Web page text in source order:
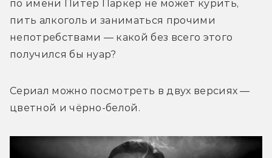
по имени Питер Паркер не может курить,
пить алкоголь и заниматься прочими
непотребствами — какой без всего этого
получился бы нуар?
Сериал можно посмотреть в двух версиях —
цветной и чёрно-белой.